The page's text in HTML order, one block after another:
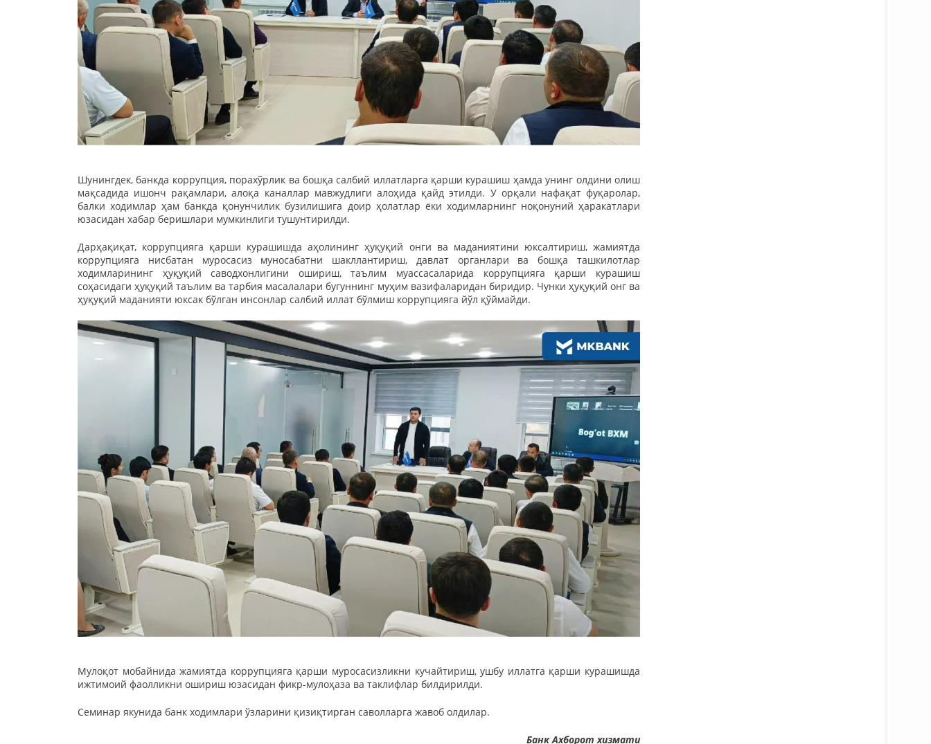
Шунингдек, банкда коррупция, порахўрлик ва бошқа салбий иллатларга қарши курашиш ҳамда унинг олдини олиш
мақсадида ишонч рақамлари, алоқа каналлар мавжудлиги алоҳида қайд этилди. У орқали нафақат фуқаролар,
балки ходимлар ҳам банкда қонунчилик бузилишига доир ҳолатлар ёки ходимларнинг ноқонуний ҳаракатлари
юзасидан хабар беришлари мумкинлиги тушунтирилди.
Дарҳақиқат, коррупцияга қарши курашишда аҳолининг ҳуқуқий онги ва маданиятини юксалтириш, жамиятда
коррупцияга нисбатан муросасиз муносабатни шакллантириш, давлат органлари ва бошқа ташкилотлар
ходимларининг ҳуқуқий саводхонлигини ошириш, таълим муассасаларида коррупцияга қарши курашиш
соҳасидаги ҳуқуқий таълим ва тарбия масалалари бугуннинг муҳим вазифаларидан биридир. Чунки ҳуқуқий онг ва
ҳуқуқий маданияти юксак бўлган инсонлар салбий иллат бўлмиш коррупцияга йўл қўймайди.
Мулоқот мобайнида жамиятда коррупцияга қарши муросасизликни кучайтириш, ушбу иллатга қарши курашишда
ижтимоий фаолликни ошириш юзасидан фикр-мулоҳаза ва таклифлар билдирилди.
Семинар якунида банк ходимлари ўзларини қизиқтирган саволларга жавоб олдилар.
Банк Ахборот хизмати